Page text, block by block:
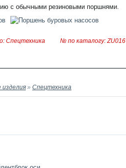
с обычными резиновыми поршнями.
Спецтехника № по каталогу: ZU016
» Спецтехника